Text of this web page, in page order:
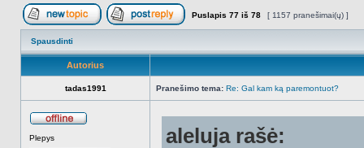
Naujos temos kūrimasAtsakyti į temą
Puslapis 77 iš 78 [ 1157 pranešimai(ų) ]
Spausdinti
Autorius
tadas1991 Pranešimo tema: Re: Gal kam ką paremontuot?
Plepys
aleluja rašė: